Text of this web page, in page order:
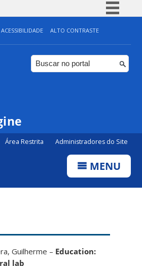
Simplifique!
Comunica BR
Participe
ACESSIBILIDADE
ALTO CONTRASTE
Área Restrita Administradores do Site
MENU
Guilherme – Education:
lab